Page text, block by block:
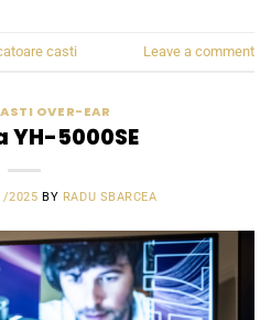
casti Leave a comment
OVER-EAR
YH-5000SE
2025 BY RADU SBARCEA